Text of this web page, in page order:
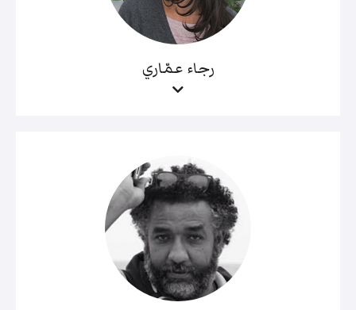
رجاء عمّاري